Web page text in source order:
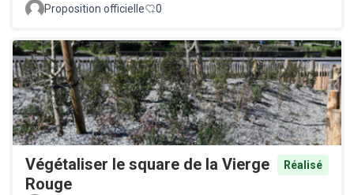
Proposition officielle 0
Végétaliser le square de la Vierge
Rouge
Réalisé